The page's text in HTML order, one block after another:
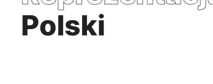
Polski